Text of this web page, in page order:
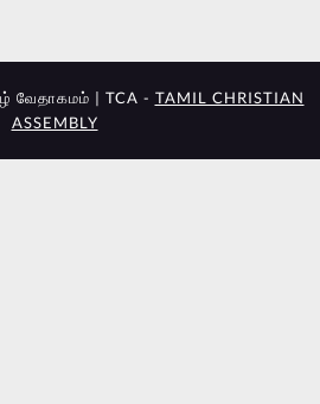
வேதாகமம் | TCA - TAMIL CHRISTIAN
ASSEMBLY